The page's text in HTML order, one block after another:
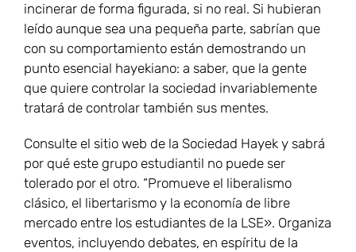
incinerar de forma figurada, si no real. Si hubieran
leído aunque sea una pequeña parte, sabrían que
con su comportamiento están demostrando un
punto esencial hayekiano: a saber, que la gente
que quiere controlar la sociedad invariablemente
tratará de controlar también sus mentes.
Consulte el sitio web de la Sociedad Hayek y sabrá
por qué este grupo estudiantil no puede ser
tolerado por el otro. “Promueve el liberalismo
clásico, el libertarismo y la economía de libre
mercado entre los estudiantes de la LSE». Organiza
eventos, incluyendo debates, en espíritu de la